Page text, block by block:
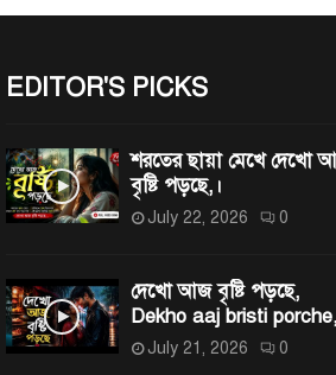
EDITOR'S PICKS
শরতের ছায়া মেখে দেখো
বৃষ্টি পড়ছে,।
July 22, 2026 0
দেখো আজ বৃষ্টি পড়ছে,
Dekho aaj bristi porche,
July 21, 2026 0